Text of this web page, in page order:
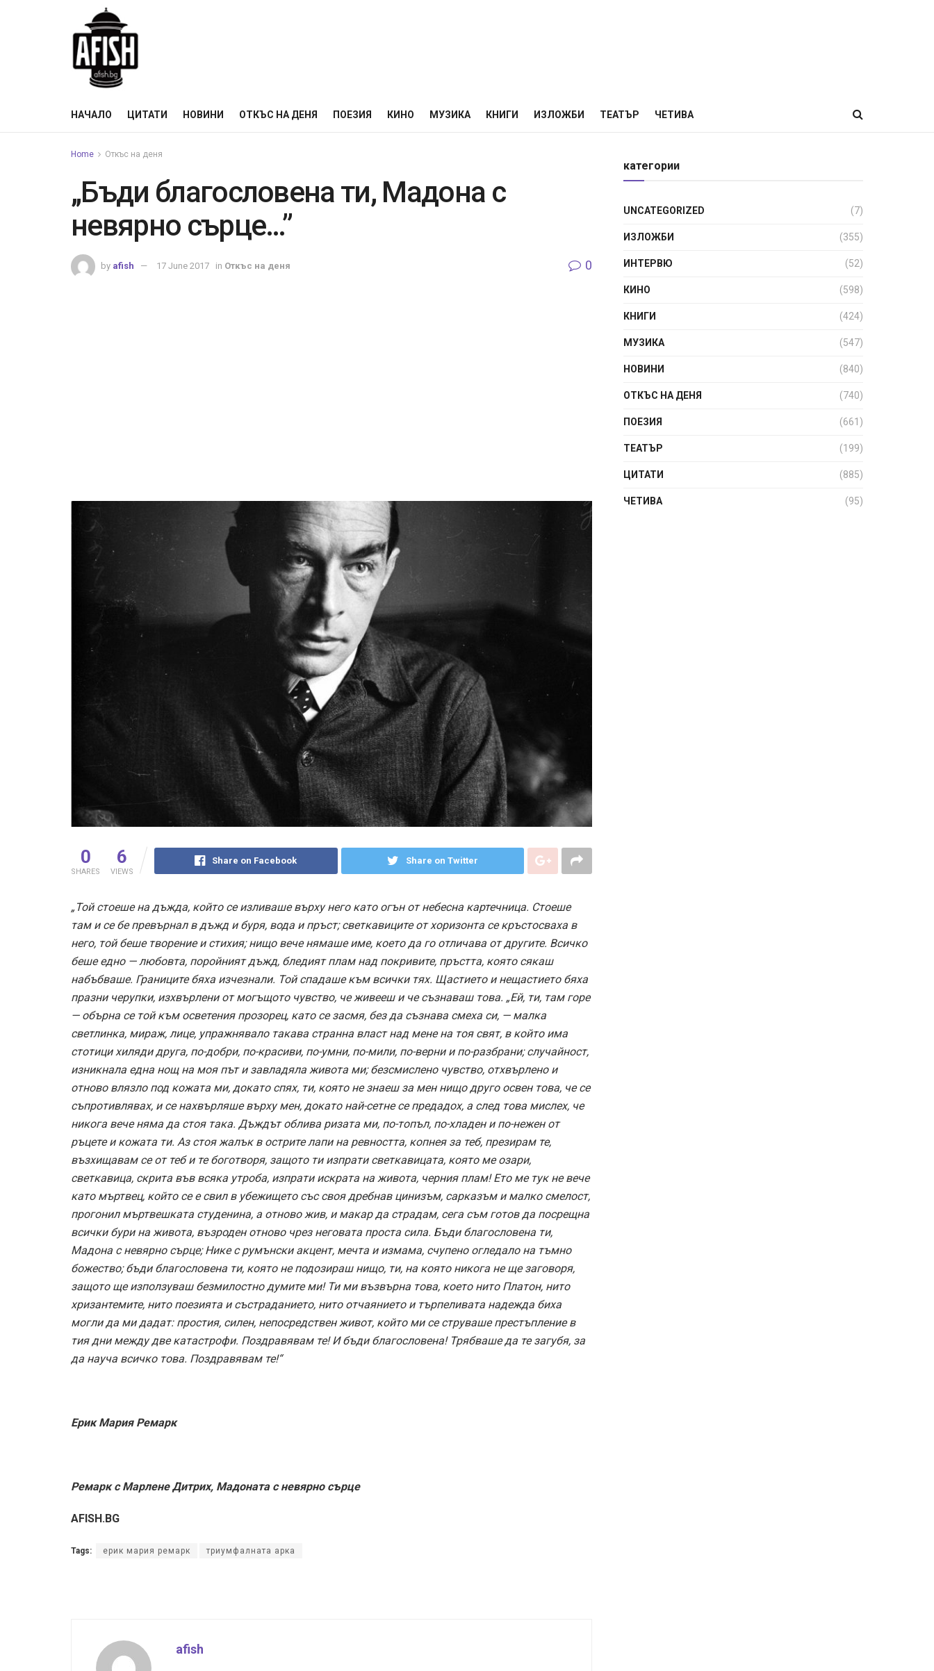
НАЧАЛО ЦИТАТИ НОВИНИ ОТКЪС НА ДЕНЯ ПОЕЗИЯ КИНО МУЗИКА КНИГИ ИЗЛОЖБИ ТЕАТЪР ЧЕТИВА
Home Откъс на деня
„Бъди благословена ти, Мадона с
невярно сърце…”
by afish 17 June 2017 in Откъс на деня 0
0
SHARES
6
VIEWS
Share on Facebook Share on Twitter
„Той стоеше на дъжда, който се изливаше върху него като огън от небесна картечница. Стоеше
там и се бе превърнал в дъжд и буря, вода и пръст; светкавиците от хоризонта се кръстосваха в
него, той беше творение и стихия; нищо вече нямаше име, което да го отличава от другите. Всичко
беше едно — любовта, поройният дъжд, бледият плам над покривите, пръстта, която сякаш
набъбваше. Границите бяха изчезнали. Той спадаше към всички тях. Щастието и нещастието бяха
празни черупки, изхвърлени от могъщото чувство, че живееш и че съзнаваш това. „Ей, ти, там горе
— обърна се той към осветения прозорец, като се засмя, без да съзнава смеха си, — малка
светлинка, мираж, лице, упражнявало такава странна власт над мене на тоя свят, в който има
стотици хиляди друга, по-добри, по-красиви, по-умни, по-мили, по-верни и по-разбрани; случайност,
изникнала една нощ на моя път и завладяла живота ми; безсмислено чувство, отхвърлено и
отново влязло под кожата ми, докато спях, ти, която не знаеш за мен нищо друго освен това, че се
съпротивлявах, и се нахвърляше върху мен, докато най-сетне се предадох, а след това мислех, че
никога вече няма да стоя така. Дъждът облива ризата ми, по-топъл, по-хладен и по-нежен от
ръцете и кожата ти. Аз стоя жалък в острите лапи на ревността, копнея за теб, презирам те,
възхищавам се от теб и те боготворя, защото ти изпрати светкавицата, която ме озари,
светкавица, скрита във всяка утроба, изпрати искрата на живота, черния плам! Ето ме тук не вече
като мъртвец, който се е свил в убежището със своя дребнав цинизъм, сарказъм и малко смелост,
прогонил мъртвешката студенина, а отново жив, и макар да страдам, сега съм готов да посрещна
всички бури на живота, възроден отново чрез неговата проста сила. Бъди благословена ти,
Мадона с невярно сърце; Нике с румънски акцент, мечта и измама, счупено огледало на тъмно
божество; бъди благословена ти, която не подозираш нищо, ти, на която никога не ще заговоря,
защото ще използуваш безмилостно думите ми! Ти ми възвърна това, което нито Платон, нито
хризантемите, нито поезията и състраданието, нито отчаянието и търпеливата надежда биха
могли да ми дадат: простия, силен, непосредствен живот, който ми се струваше престъпление в
тия дни между две катастрофи. Поздравявам те! И бъди благословена! Трябваше да те загубя, за
да науча всичко това. Поздравявам те!“
Ерик Мария Ремарк
Ремарк с Марлене Дитрих, Мадоната с невярно сърце
AFISH.BG
Tags: ерик мария ремарк триумфалната арка
afish
категории
UNCATEGORIZED (7)
ИЗЛОЖБИ (355)
ИНТЕРВЮ (52)
КИНО (598)
КНИГИ (424)
МУЗИКА (547)
НОВИНИ (840)
ОТКЪС НА ДЕНЯ (740)
ПОЕЗИЯ (661)
ТЕАТЪР (199)
ЦИТАТИ (885)
ЧЕТИВА (95)